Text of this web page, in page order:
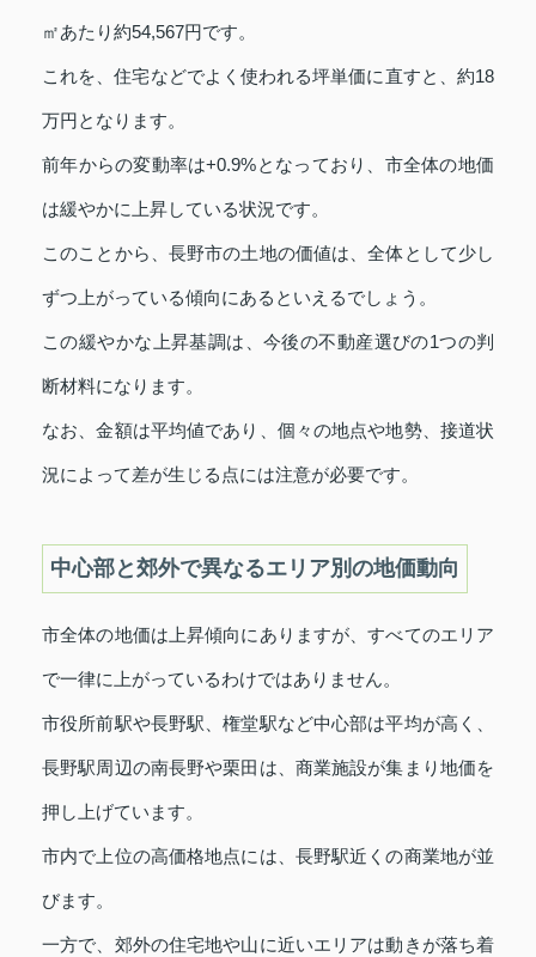
㎡あたり約54,567円です。
これを、住宅などでよく使われる坪単価に直すと、約18
万円となります。
前年からの変動率は+0.9%となっており、市全体の地価
は緩やかに上昇している状況です。
このことから、長野市の土地の価値は、全体として少し
ずつ上がっている傾向にあるといえるでしょう。
この緩やかな上昇基調は、今後の不動産選びの1つの判
断材料になります。
なお、金額は平均値であり、個々の地点や地勢、接道状
況によって差が生じる点には注意が必要です。
中心部と郊外で異なるエリア別の地価動向
市全体の地価は上昇傾向にありますが、すべてのエリア
で一律に上がっているわけではありません。
市役所前駅や長野駅、権堂駅など中心部は平均が高く、
長野駅周辺の南長野や栗田は、商業施設が集まり地価を
押し上げています。
市内で上位の高価格地点には、長野駅近くの商業地が並
びます。
一方で、郊外の住宅地や山に近いエリアは動きが落ち着